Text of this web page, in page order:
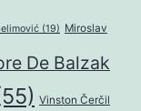
(19) Miroslav
De Balzak
Vinston Čerčil